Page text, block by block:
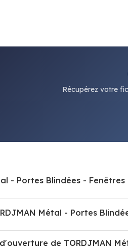
Récupérez votre
- Portes Blindées -
Métal - Portes
de TORDJMAN